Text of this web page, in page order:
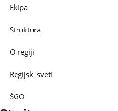
Ekipa
Struktura
O regiji
Regijski sveti
ŠGO